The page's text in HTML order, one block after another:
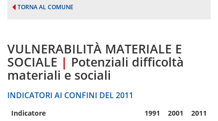
TORNA AL COMUNE
VULNERABILITÀ MATERIALE E
SOCIALE | Potenziali difficoltà
materiali e sociali
INDICATORI AI CONFINI DEL 2011
Indicatore 1991 2001 2011